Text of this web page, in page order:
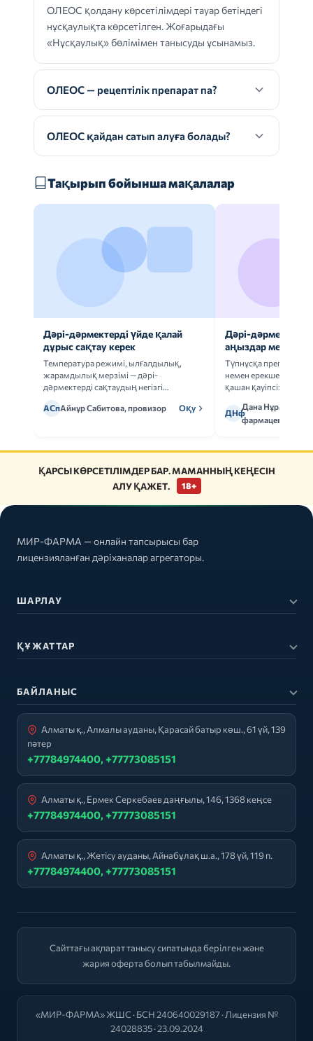
ОЛЕОС қолдану көрсетілімдері тауар бетіндегі
нұсқаулықта көрсетілген. Жоғарыдағы
«Нұсқаулық» бөлімімен танысуды ұсынамыз.
ОЛЕОС — рецептілік препарат па?
ОЛЕОС қайдан сатып алуға болады?
Тақырып бойынша мақалалар
Дәрі-дәрмектерді үйде қалай
дұрыс сақтау керек
Температура режимі, ылғалдылық,
жарамдылық мерзімі — дәрі-
дәрмектерді сақтаудың негізгі
АСпАйнұр Сабитова, провизор Оқу
Дәрі-дәрмек
аңыздар мен
Түпнұсқа
немен ерекшеленеді
қашан қауіпсіз.
ДНф
Дана
фармацевт
ҚАРСЫ КӨРСЕТІЛІМДЕР БАР. МАМАННЫҢ КЕҢЕСІН
АЛУ ҚАЖЕТ.
18+
МИР-ФАРМА — онлайн тапсырысы бар
лицензияланған дәріханалар агрегаторы.
ШАРЛАУ
ҚҰЖАТТАР
БАЙЛАНЫС
Алматы қ., Алмалы ауданы, Қарасай батыр көш., 61 үй, 139
пәтер
+77784974400, +77773085151
Алматы қ., Ермек Серкебаев даңғылы, 146, 1368 кеңсе
+77784974400, +77773085151
Алматы қ., Жетісу ауданы, Айнабұлақ ш.а., 178 үй, 119 п.
+77784974400, +77773085151
Сайттағы ақпарат танысу сипатында берілген және
жария оферта болып табылмайды.
«МИР-ФАРМА» ЖШС · БСН 240640029187 · Лицензия №
24028835 · 23.09.2024